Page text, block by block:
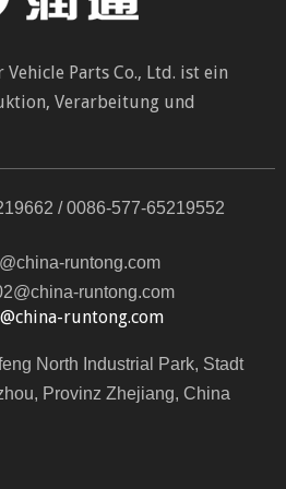
Parts Co., Ltd. ist ein
Verarbeitung und
/ 0086-577-65219552
runtong.com
runtong.com
runtong.com
North Industrial Park, Stadt
Provinz Zhejiang, China